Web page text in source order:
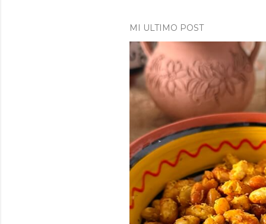
MI ULTIMO POST